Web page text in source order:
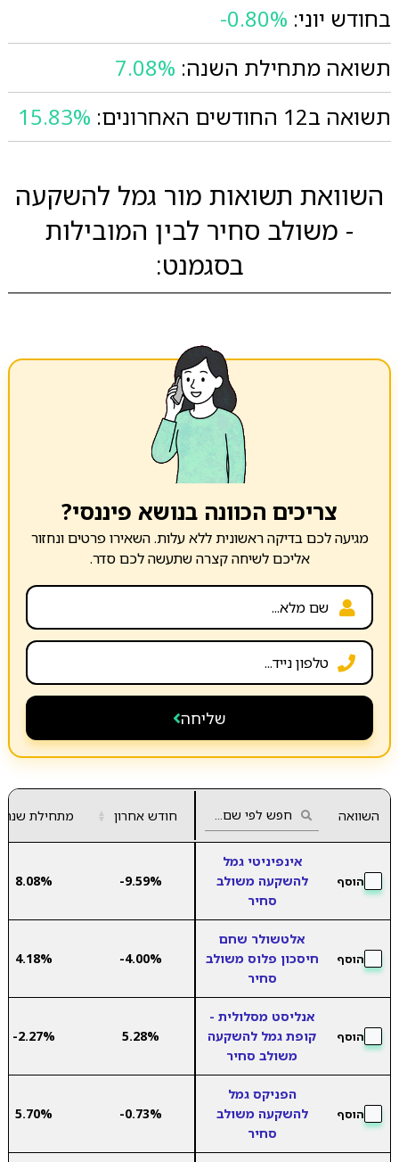
בחודש יוני: -0.80%
תשואה מתחילת השנה: 7.08%
תשואה ב12 החודשים האחרונים:
15.83%
השוואת תשואות מור גמל להשקעה
- משולב סחיר לבין המובילות
בסגמנט:
צריכים הכוונה בנושא פיננסי?
מגיעה לכם בדיקה ראשונית ללא עלות. השאירו פרטים ונחזור
אליכם לשיחה קצרה שתעשה לכם סדר.
שליחה
השוואה חודש אחרון ▲
▼ מתחילת שנה
הוסף
אינפיניטי גמל
להשקעה משולב
סחיר
-9.59%
8.08%
הוסף
אלטשולר שחם
חיסכון פלוס משולב
סחיר
-4.00%
4.18%
הוסף
אנליסט מסלולית -
קופת גמל להשקעה
משולב סחיר
5.28%
-2.27%
הוסף
הפניקס גמל
להשקעה משולב
סחיר
-0.73%
5.70%